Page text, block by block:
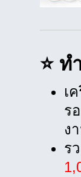
⭐ ท
เ
ร
ง
ร